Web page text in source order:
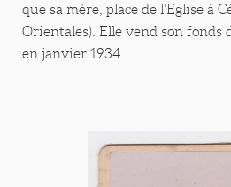
que sa mère, place de l’Eglise à
Orientales). Elle vend son fonds
en janvier 1934.